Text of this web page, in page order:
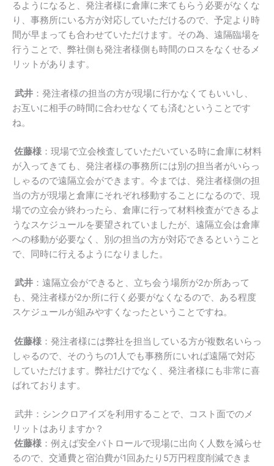
るようになると、発注者様に倉庫に来てもらう必要がなくな
り、事務所にいる方が対応していただけるので、予定より時
間が早まっても合わせていただけます。その為、遠隔臨場を
行うことで、弊社側も発注者様側も時間のロスをなくせるメ
リットがあります。
武井 ：発注者様の担当の方が現場に行かなくてもいいし、
お互いに相手の時間に合わせなくても済むということです
ね。
佐藤様 ：現場で立会検査していただいている時に倉庫に材料
が入ってきても、発注者様の事務所には別の担当者がいらっ
しゃるので遠隔立会ができます。今までは、発注者様側の担
当の方が現場と倉庫にそれぞれ移動することになるので、現
場での立会が終わったら、倉庫に行って材料検査ができるよ
うなスケジュールを要望されていましたが、遠隔立会は倉庫
への移動が必要なく、別の担当の方が対応できるということ
で、同時に行えるようになりました。
武井 ：遠隔立会ができると、立ち会う場所が2か所あって
も、発注者様が2か所に行く必要がなくなるので、ある程度
スケジュールが組みやすくなったということですね。
佐藤様 ：発注者様には弊社を担当している方が複数名いらっ
しゃるので、そのうちの1 人でも事務所にいれば遠隔で対応
していただけます。弊社だけでなく、発注者様にも非常に喜
ばれております。
武井：シンクロアイズを利用することで、コスト面でのメ
リットはありますか？
佐藤様 ：例えば安全パトロールで現場に出向く人数を減らせ
るので、交通費と宿泊費が1回あたり 5万円程度削減できま